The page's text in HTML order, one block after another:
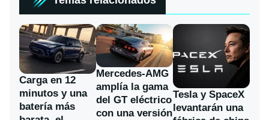
Carga en 12
minutos y una
batería más
Mercedes-AMG
amplía la gama
del GT eléctrico
con una versión
Tesla y SpaceX
levantarán una